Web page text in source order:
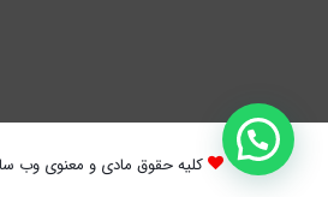
کلیه حقوق مادی و معنوی وب